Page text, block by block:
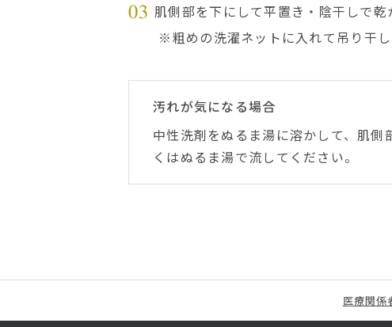
03 肌側部を下にして平置き・陰干しで乾
※粗めの洗濯ネットに入れて吊り干し
汚れが気になる場合
中性洗剤をぬるま湯に溶かして、肌
くはぬるま湯で流してください。
医療関係